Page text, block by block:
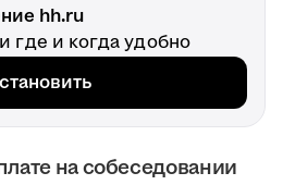
hh.ru
где и когда удобно
на собеседовании